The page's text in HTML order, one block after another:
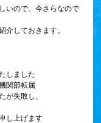
いので、今さらなので
しておきます。
しました
関部転属
が失敗し、
し上げます